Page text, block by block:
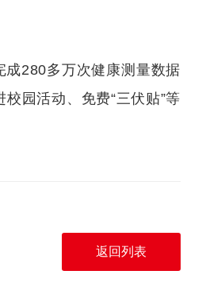
成280多万次健康测量数据
园活动、免费“三伏贴”等
返回列表